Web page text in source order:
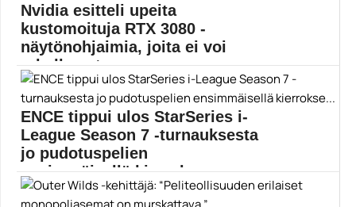
Nvidia esitteli upeita
kustomoituja RTX 3080 -
näytönohjaimia, joita ei voi
rahalla ostaa
Nvidia esitteli Bilibili World 2021 -messujen yhteydessä
Geforce RTX 3080
ENCE tippui ulos StarSeries i-
League Season 7 -turnauksesta
jo pudotuspelien
ensimmäisellä kierrokse...
Lauantaiaamu alkoi ENCEn kannattajien kannalta